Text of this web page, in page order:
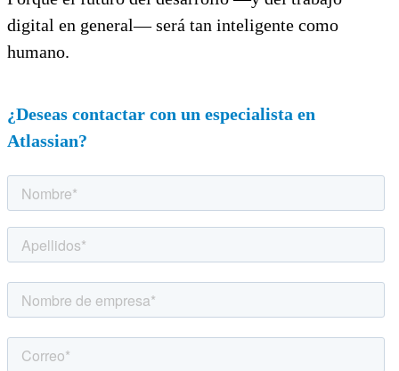
digital en general— será tan inteligente como
humano.
¿Deseas contactar con un especialista en
Atlassian?